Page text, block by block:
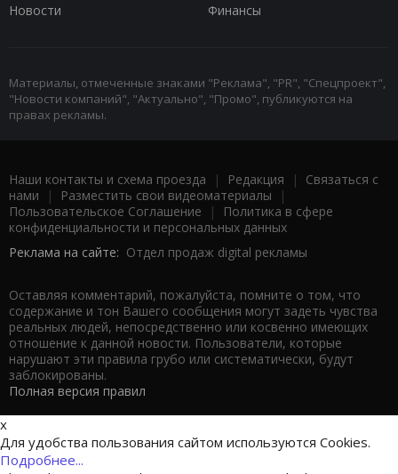
Новости
Финансы
Материалы, отмеченные знаками "Реклама", "PR", "Спецпроект",
"Новости компаний", "Актуально", "Промо", публикуются на
правах рекламы.
Наши контакты и схема проезда | Редакция | Связаться с
нами | Разместить свои видеоматериалы |
Пользовательское Соглашение |
Политика в сфере
конфиденциальности и персональных данных
Реклама на сайте: Отдел продаж digital рекламы
Оставляя комментарий, пожалуйста, помните о том, что
содержание и тон Вашего сообщения могут задеть чувства
реальных людей, непосредственно или косвенно имеющих
отношение к данной новости. Пользователи, которые
нарушают эти правила грубо или систематически, будут
заблокированы.
Полная версия правил
x
Для удобства пользования сайтом используются Cookies.
Подробнее...